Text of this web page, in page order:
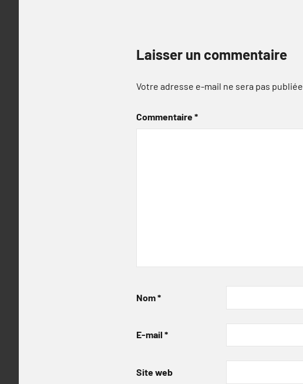
Laisser un commentaire
Votre adresse e-mail ne sera pas publiée.
Commentaire*
Nom*
E-mail *
Site web